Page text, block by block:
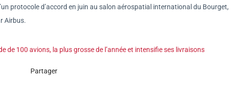
protocole d’accord en juin au salon aérospatial international du Bourget,
Airbus.
de 100 avions, la plus grosse de l’année et intensifie ses livraisons
Partager